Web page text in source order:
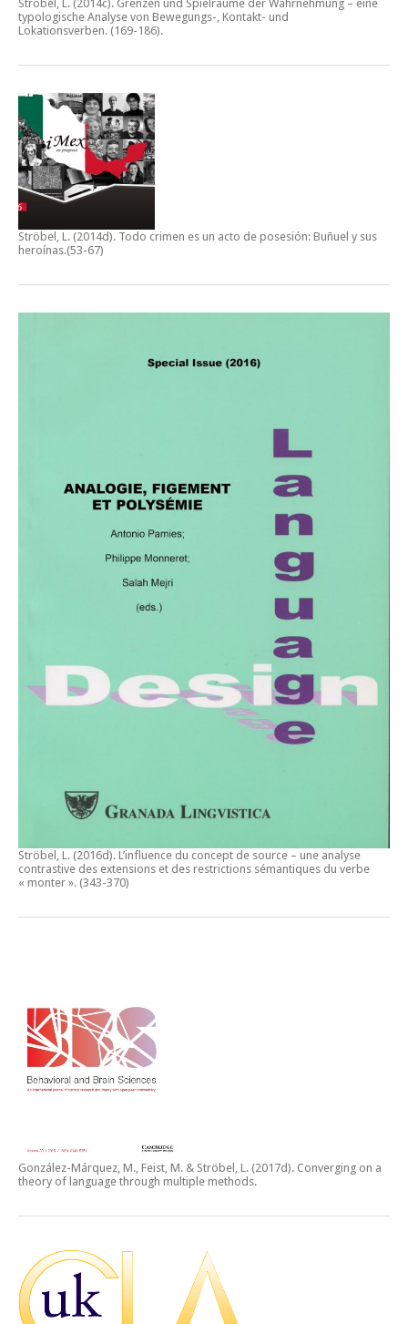
Ströbel, L. (2014c). Grenzen und Spielräume der Wahrnehmung – eine
typologische Analyse von Bewegungs-, Kontakt- und
Lokationsverben. (169-186).
Ströbel, L. (2014d). Todo crimen es un acto de posesión: Buñuel y sus
heroínas.(53-67)
Ströbel, L. (2016d). L’influence du concept de source – une analyse
contrastive des extensions et des restrictions sémantiques du verbe
« monter ». (343-370)
González-Márquez, M., Feist, M. & Ströbel, L. (2017d). Converging on a
theory of language through multiple methods.